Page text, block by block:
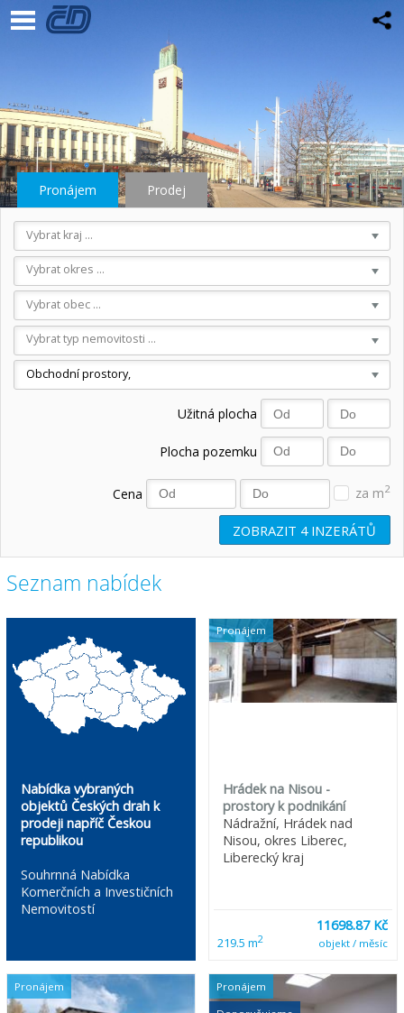
Pronájem Prodej
Vybrat kraj ...
Vybrat okres ...
Vybrat obec ...
Vybrat typ nemovitosti ...
Obchodní prostory,
Užitná plocha
Plocha pozemku
Cena za m2
ZOBRAZIT 4INZERÁTŮ
Seznam nabídek
Nabídka vybraných
objektů Českých drah k
prodeji napříč Českou
republikou
Souhrnná Nabídka
Komerčních a Investičních
Nemovitostí
Pronájem
Hrádek na Nisou -
prostory k podnikání
Nádražní, Hrádek nad
Nisou, okres Liberec,
Liberecký kraj
219.5 m2
11698.87 Kč
objekt / měsíc
Pronájem
Pronájem